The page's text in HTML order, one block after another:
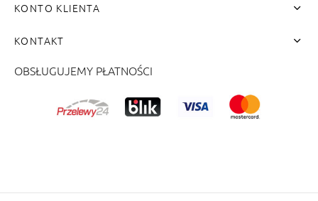
KONTO KLIENTA
KONTAKT
OBSŁUGUJEMY PŁATNOŚCI